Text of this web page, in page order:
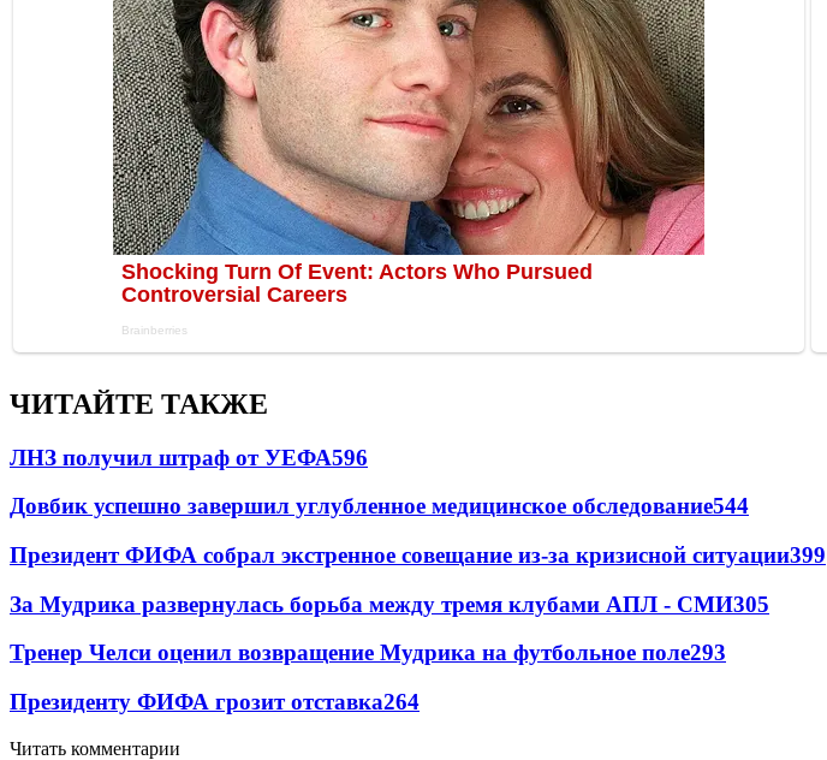
ЧИТАЙТЕ ТАКЖЕ
ЛНЗ получил штраф от УЕФА596
Довбик успешно завершил углубленное медицинское обследование544
Президент ФИФА собрал экстренное совещание из-за кризисной ситуации399
За Мудрика развернулась борьба между тремя клубами АПЛ - СМИ305
Тренер Челси оценил возвращение Мудрика на футбольное поле293
Президенту ФИФА грозит отставка264
Читать комментарии